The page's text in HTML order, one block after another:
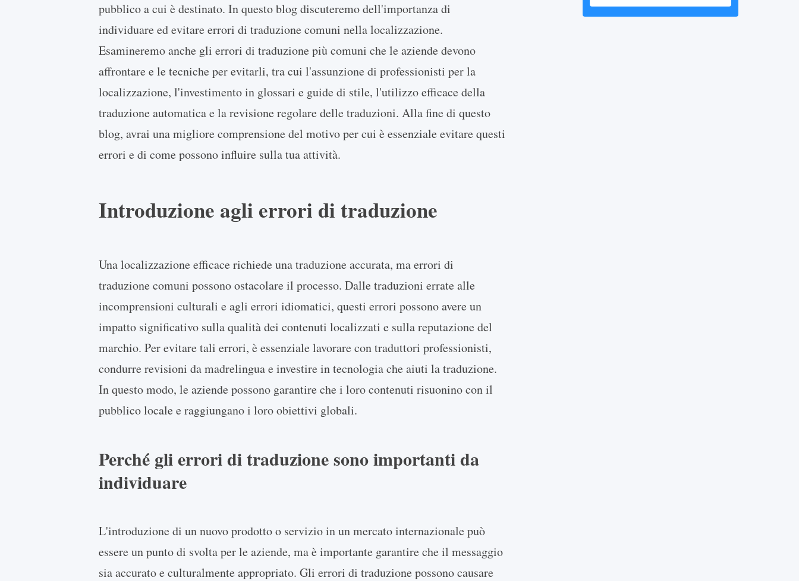
pubblico a cui è destinato. In questo blog discuteremo dell'importanza di
individuare ed evitare errori di traduzione comuni nella localizzazione.
Esamineremo anche gli errori di traduzione più comuni che le aziende devono
affrontare e le tecniche per evitarli, tra cui l'assunzione di professionisti per la
localizzazione, l'investimento in glossari e guide di stile, l'utilizzo efficace della
traduzione automatica e la revisione regolare delle traduzioni. Alla fine di questo
blog, avrai una migliore comprensione del motivo per cui è essenziale evitare questi
errori e di come possono influire sulla tua attività.
Introduzione agli errori di traduzione
Una localizzazione efficace richiede una traduzione accurata, ma errori di
traduzione comuni possono ostacolare il processo. Dalle traduzioni errate alle
incomprensioni culturali e agli errori idiomatici, questi errori possono avere un
impatto significativo sulla qualità dei contenuti localizzati e sulla reputazione del
marchio. Per evitare tali errori, è essenziale lavorare con traduttori professionisti,
condurre revisioni da madrelingua e investire in tecnologia che aiuti la traduzione.
In questo modo, le aziende possono garantire che i loro contenuti risuonino con il
pubblico locale e raggiungano i loro obiettivi globali.
Perché gli errori di traduzione sono importanti da
individuare
L'introduzione di un nuovo prodotto o servizio in un mercato internazionale può
essere un punto di svolta per le aziende, ma è importante garantire che il messaggio
sia accurato e culturalmente appropriato. Gli errori di traduzione possono causare